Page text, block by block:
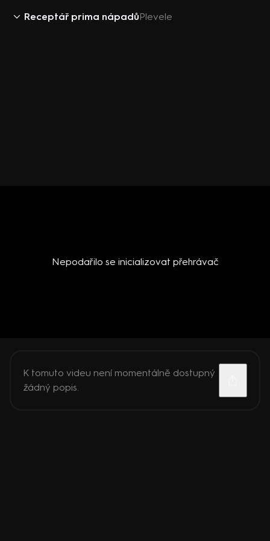
Receptář prima nápadůPlevele
Nepodařilo se inicializovat přehrávač
K tomuto videu není momentálně dostupný
žádný popis.